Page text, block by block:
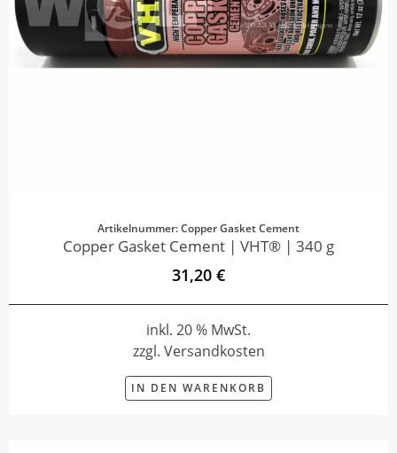
Artikelnummer: Copper Gasket Cement
Copper Gasket Cement | VHT® | 340 g
31,20 €
inkl. 20 % MwSt.
zzgl. Versandkosten
IN DEN WARENKORB